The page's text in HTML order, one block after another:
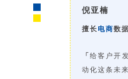
倪亚楠
擅长电商数
「给客户开
动化这条未